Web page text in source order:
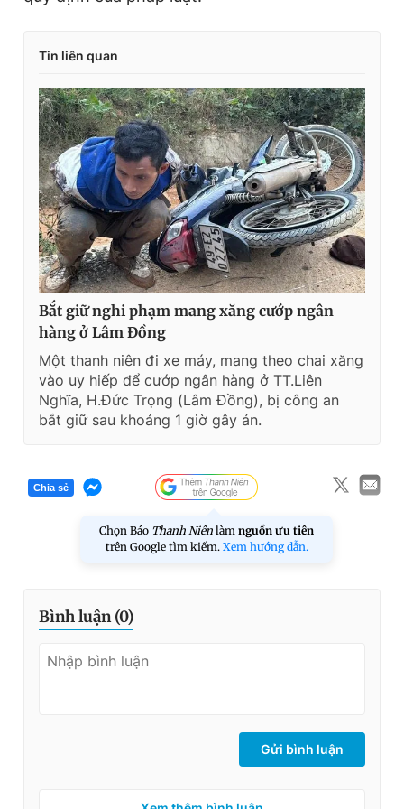
Tin liên quan
Bắt giữ nghi phạm mang xăng cướp ngân
hàng ở Lâm Đồng
Một thanh niên đi xe máy, mang theo chai xăng
vào uy hiếp để cướp ngân hàng ở TT.Liên
Nghĩa, H.Đức Trọng (Lâm Đồng), bị công an
bắt giữ sau khoảng 1 giờ gây án.
Chia sẻ
Chọn Báo Thanh Niên làm nguồn ưu tiên
trên Google tìm kiếm. Xem hướng dẫn.
Bình luận (0)
Gửi bình luận